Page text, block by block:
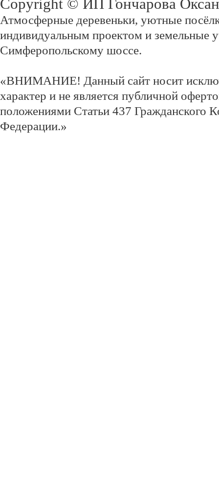
Copyright © ИП Гончарова
Атмосферные деревеньки, уютные
индивидуальным проектом и земельные
Симферопольскому шоссе.
«ВНИМАНИЕ! Данный сайт носит
характер и не является публичной
положениями Статьи 437 Гражданского
Федерации.»